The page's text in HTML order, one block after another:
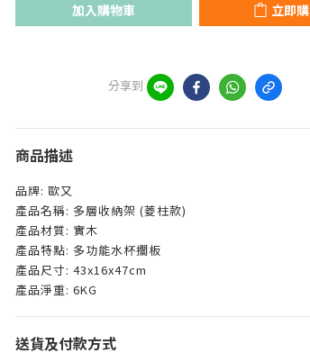
加入購物車 立即
分享到
商品描述
品牌: 歐又
產品名稱: 多層收納架 (菱柱款)
產品材質: 實木
產品特點: 多功能水杯擱板
產品尺寸: 43x16x47cm
產品淨重: 6KG
送貨及付款方式